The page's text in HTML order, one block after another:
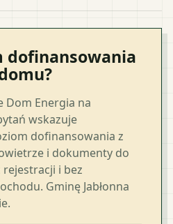
dofinansowania
Dom Energia na
wskazuje
dofinansowania z
i dokumenty do
i bez
Gminę Jabłonna